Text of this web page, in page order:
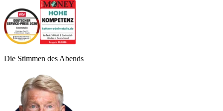
Die Stimmen des Abends